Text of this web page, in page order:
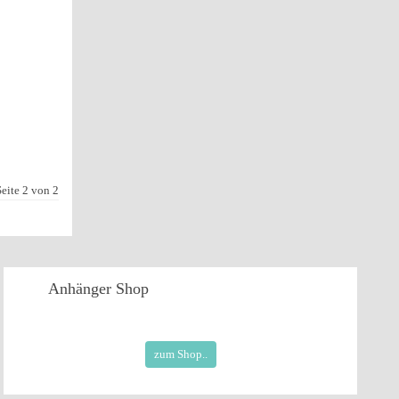
2 von 2
Anhänger Shop
zum Shop..